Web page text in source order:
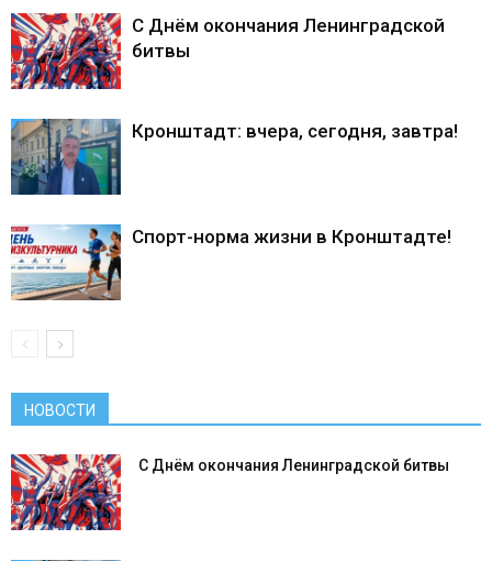
С Днём окончания Ленинградской
битвы
Кронштадт: вчера, сегодня, завтра!
Спорт-норма жизни в Кронштадте!
НОВОСТИ
С Днём окончания Ленинградской битвы